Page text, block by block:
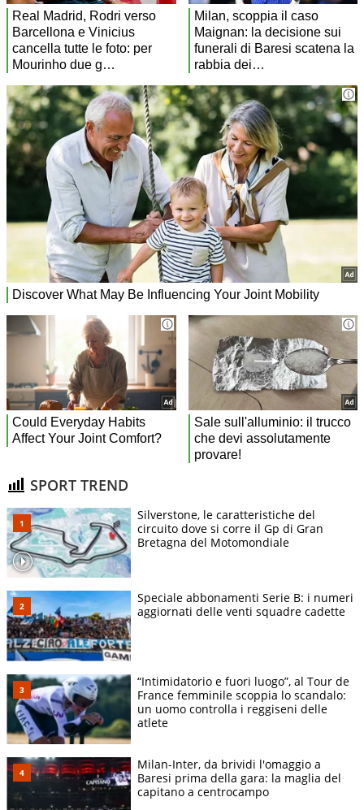
SPORT TREND
Silverstone, le caratteristiche del
circuito dove si corre il Gp di Gran
Bretagna del Motomondiale
Speciale abbonamenti Serie B: i numeri
aggiornati delle venti squadre cadette
“Intimidatorio e fuori luogo”, al Tour de
France femminile scoppia lo scandalo:
un uomo controlla i reggiseni delle
atlete
Milan-Inter, da brividi l'omaggio a
Baresi prima della gara: la maglia del
capitano a centrocampo